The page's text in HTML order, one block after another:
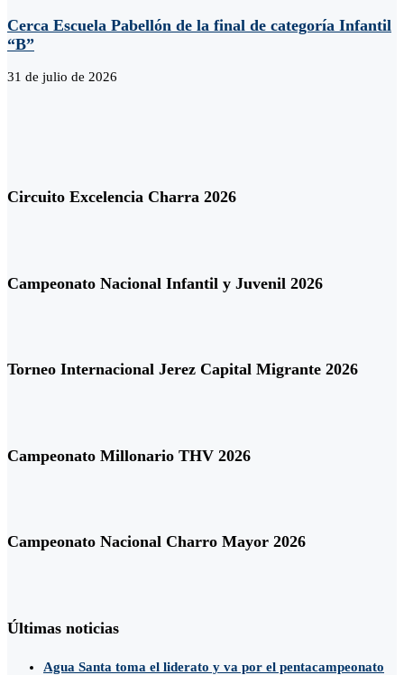
Cerca Escuela Pabellón de la final de categoría Infantil
“B”
31 de julio de 2026
Circuito Excelencia Charra 2026
Campeonato Nacional Infantil y Juvenil 2026
Torneo Internacional Jerez Capital Migrante 2026
Campeonato Millonario THV 2026
Campeonato Nacional Charro Mayor 2026
Últimas noticias
Agua Santa toma el liderato y va por el pentacampeonato